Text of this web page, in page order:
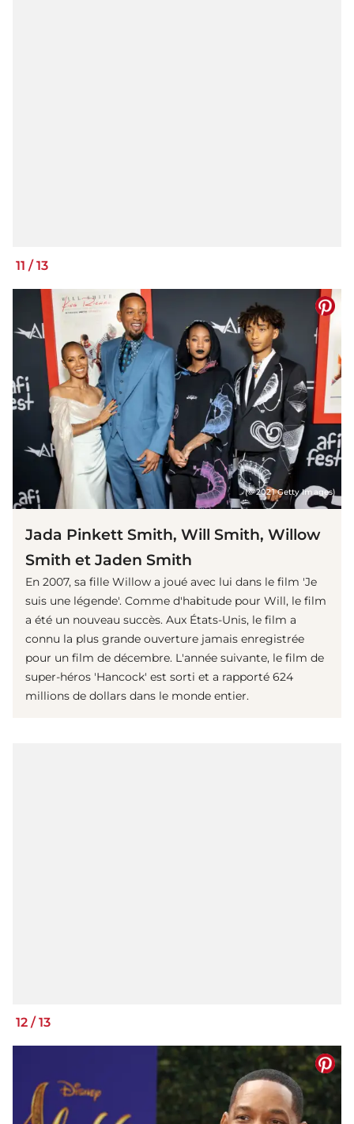
11 /13
(© 2021 Getty Images)
Jada Pinkett Smith, Will Smith, Willow
Smith et Jaden Smith
En 2007, sa fille Willow a joué avec lui dans le film 'Je
suis une légende'. Comme d'habitude pour Will, le film
a été un nouveau succès. Aux États-Unis, le film a
connu la plus grande ouverture jamais enregistrée
pour un film de décembre. L'année suivante, le film de
super-héros 'Hancock' est sorti et a rapporté 624
millions de dollars dans le monde entier.
12 / 13